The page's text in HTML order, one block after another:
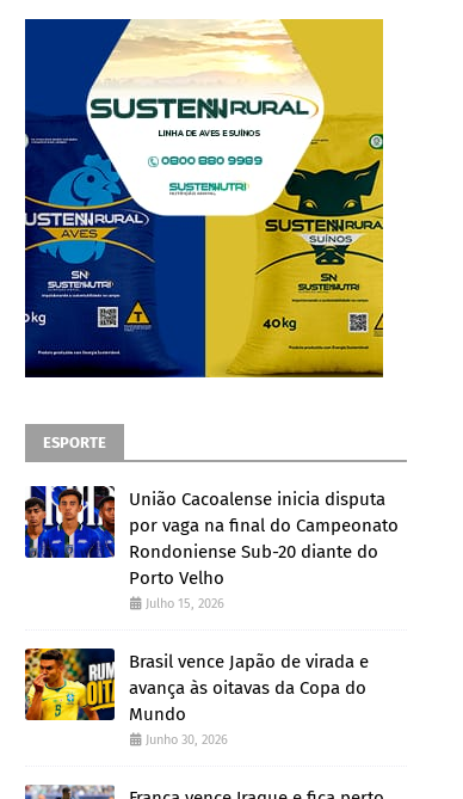
ESPORTE
União Cacoalense inicia disputa
por vaga na final do Campeonato
Rondoniense Sub-20 diante do
Porto Velho
Julho 15, 2026
Brasil vence Japão de virada e
avança às oitavas da Copa do
Mundo
Junho 30, 2026